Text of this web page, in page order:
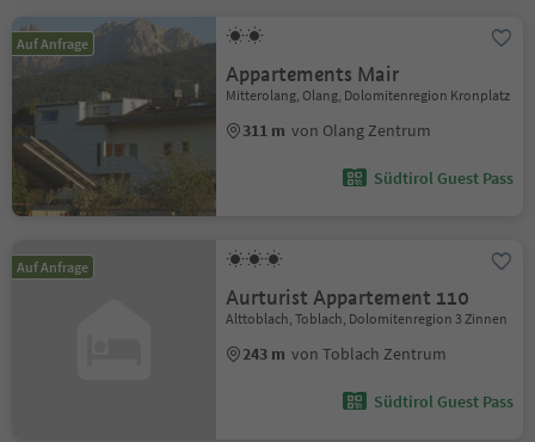
Auf Anfrage
Appartements Mair
Mitterolang, Olang, Dolomitenregion Kronplatz
311 m von Olang Zentrum
Südtirol Guest Pass
Auf Anfrage
Aurturist Appartement 110
Alttoblach, Toblach, Dolomitenregion 3 Zinnen
243 m von Toblach Zentrum
Südtirol Guest Pass